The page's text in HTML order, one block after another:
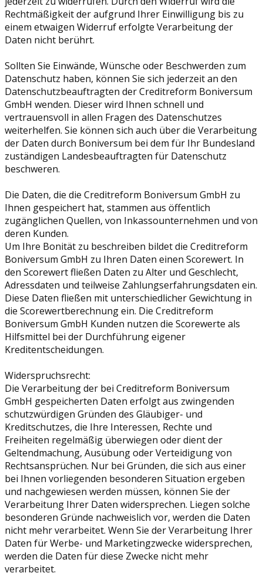
Rechtmäßigkeit der aufgrund Ihrer Einwilligung bis zu
einem etwaigen Widerruf erfolgte Verarbeitung der
Daten nicht berührt.
Sollten Sie Einwände, Wünsche oder Beschwerden zum
Datenschutz haben, können Sie sich jederzeit an den
Datenschutzbeauftragten der Creditreform Boniversum
GmbH wenden. Dieser wird Ihnen schnell und
vertrauensvoll in allen Fragen des Datenschutzes
weiterhelfen. Sie können sich auch über die Verarbeitung
der Daten durch Boniversum bei dem für Ihr Bundesland
zuständigen Landesbeauftragten für Datenschutz
beschweren.
Die Daten, die die Creditreform Boniversum GmbH zu
Ihnen gespeichert hat, stammen aus öffentlich
zugänglichen Quellen, von Inkassounternehmen und von
deren Kunden.
Um Ihre Bonität zu beschreiben bildet die Creditreform
Boniversum GmbH zu Ihren Daten einen Scorewert. In
den Scorewert fließen Daten zu Alter und Geschlecht,
Adressdaten und teilweise Zahlungserfahrungsdaten ein.
Diese Daten fließen mit unterschiedlicher Gewichtung in
die Scorewertberechnung ein. Die Creditreform
Boniversum GmbH Kunden nutzen die Scorewerte als
Hilfsmittel bei der Durchführung eigener
Kreditentscheidungen.
Widerspruchsrecht:
Die Verarbeitung der bei Creditreform Boniversum
GmbH gespeicherten Daten erfolgt aus zwingenden
schutzwürdigen Gründen des Gläubiger- und
Kreditschutzes, die Ihre Interessen, Rechte und
Freiheiten regelmäßig überwiegen oder dient der
Geltendmachung, Ausübung oder Verteidigung von
Rechtsansprüchen. Nur bei Gründen, die sich aus einer
bei Ihnen vorliegenden besonderen Situation ergeben
und nachgewiesen werden müssen, können Sie der
Verarbeitung Ihrer Daten widersprechen. Liegen solche
besonderen Gründe nachweislich vor, werden die Daten
nicht mehr verarbeitet. Wenn Sie der Verarbeitung Ihrer
Daten für Werbe- und Marketingzwecke widersprechen,
werden die Daten für diese Zwecke nicht mehr
verarbeitet.